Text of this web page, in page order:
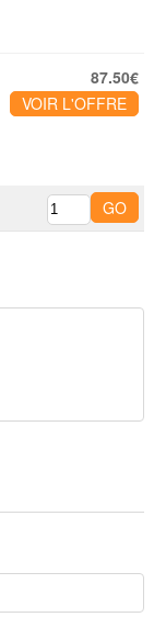
87.50€
VOIR L'OFFRE